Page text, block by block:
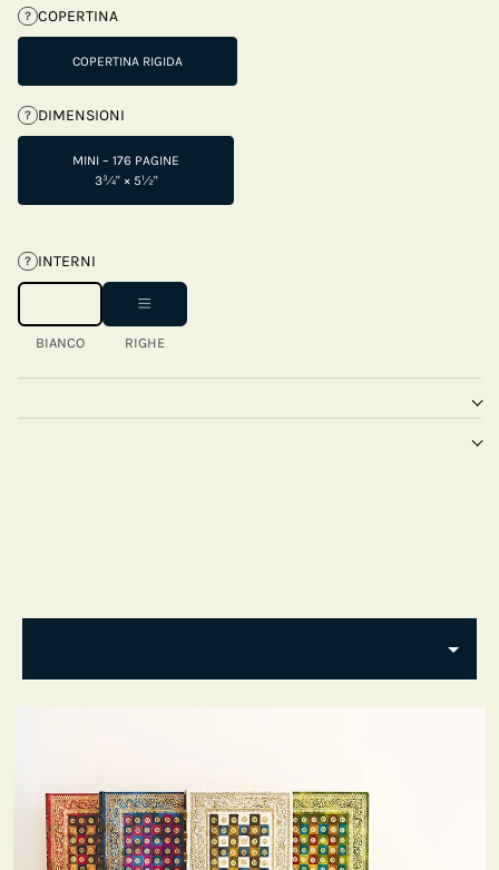
? COPERTINA
COPERTINA RIGIDA
? DIMENSIONI
MINI – 176 PAGINE
3¾" × 5½"
? INTERNI
BIANCO RIGHE